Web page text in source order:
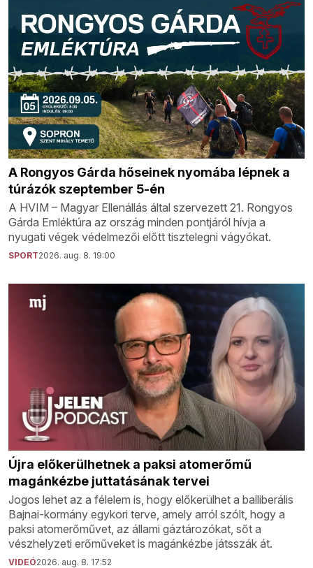
A Rongyos Gárda hőseinek nyomába lépnek a
túrázók szeptember 5-én
A HVIM – Magyar Ellenállás által szervezett 21. Rongyos
Gárda Emléktúra az ország minden pontjáról hívja a
nyugati végek védelmezői előtt tisztelegni vágyókat.
SPORT2026. aug. 8. 19:00
Újra előkerülhetnek a paksi atomerőmű
magánkézbe juttatásának tervei
Jogos lehet az a félelem is, hogy előkerülhet a balliberális
Bajnai-kormány egykori terve, amely arról szólt, hogy a
paksi atomerőművet, az állami gáztározókat, sőt a
vészhelyzeti erőműveket is magánkézbe játsszák át.
VIDEÓ2026. aug. 8. 17:52